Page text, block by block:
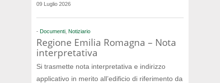
09 Luglio 2026
- Documenti Notiziario
Regione Emilia Romagna – Nota
interpretativa
Si trasmette nota interpretativa e indirizzo
applicativo in merito all’edificio di riferimento da